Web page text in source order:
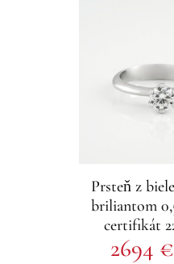
Prsteň z
briliantom
certifikát
2694